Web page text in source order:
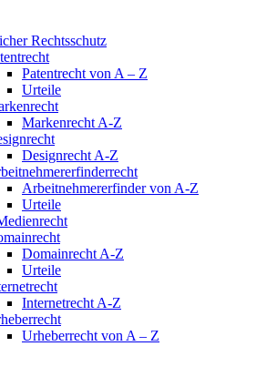
Rechtsschutz
Patentrecht von A – Z
Urteile
Markenrecht A-Z
Designrecht A-Z
Arbeitnehmererfinder von A-Z
Urteile
Domainrecht A-Z
Urteile
Internetrecht A-Z
Urheberrecht von A – Z